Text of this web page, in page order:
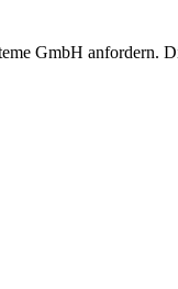
GmbH anfordern.